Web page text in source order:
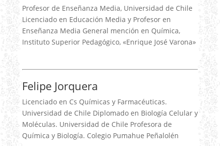
Profesor de Enseñanza Media, Universidad de Chile
Licenciado en Educación Media y Profesor en
Enseñanza Media General mención en Química,
Instituto Superior Pedagógico, «Enrique José Varona»
Felipe Jorquera
Licenciado en Cs Químicas y Farmacéuticas.
Universidad de Chile Diplomado en Biología Celular y
Moléculas. Universidad de Chile Profesora de
Química y Biología. Colegio Pumahue Peñalolén